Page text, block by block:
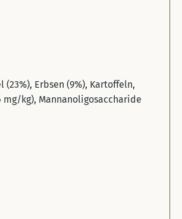
Erbsen (9%), Kartoffeln,
mg/kg), Mannanoligosaccharide